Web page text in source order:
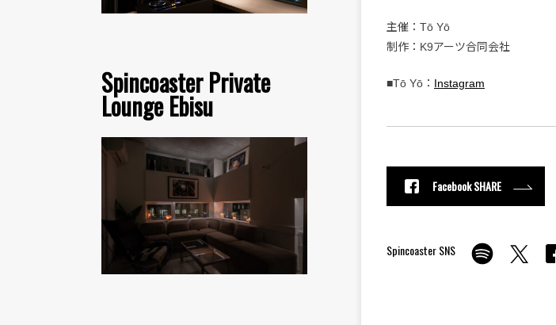
Spincoaster Private
Lounge Ebisu
主催：Tō Yō
制作：K9アーツ合同会社
■Tō Yō： Instagram
Facebook SHARE
Spincoaster SNS